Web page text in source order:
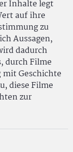
Inhalte legt
auf ihre
zu
Aussagen,
dadurch
durch Filme
mit Geschichte
diese Filme
zur